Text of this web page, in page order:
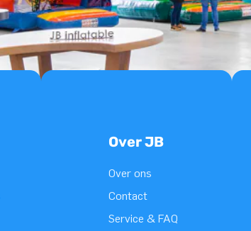
Over JB
Over ons
Contact
Service & FAQ